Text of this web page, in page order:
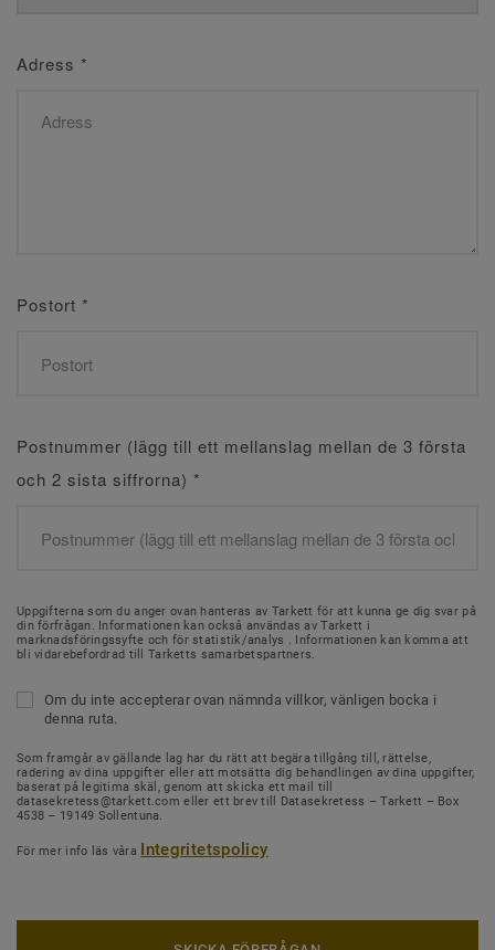
Adress *
Postort *
Postnummer (lägg till ett mellanslag mellan de 3 första
och 2 sista siffrorna) *
Uppgifterna som du anger ovan hanteras av Tarkett för att kunna ge dig svar på
din förfrågan. Informationen kan också användas av Tarkett i
marknadsföringssyfte och för statistik/analys . Informationen kan komma att
bli vidarebefordrad till Tarketts samarbetspartners.
Om du inte accepterar ovan nämnda villkor, vänligen bocka i
denna ruta.
Som framgår av gällande lag har du rätt att begära tillgång till, rättelse,
radering av dina uppgifter eller att motsätta dig behandlingen av dina uppgifter,
baserat på legitima skäl, genom att skicka ett mail till
datasekretess@tarkett.com eller ett brev till Datasekretess – Tarkett – Box
4538 – 19149 Sollentuna.
För mer info läs våra Integritetspolicy